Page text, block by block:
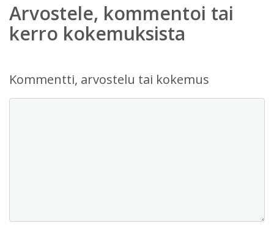
Arvostele, kommentoi tai
kerro kokemuksista
Kommentti, arvostelu tai kokemus